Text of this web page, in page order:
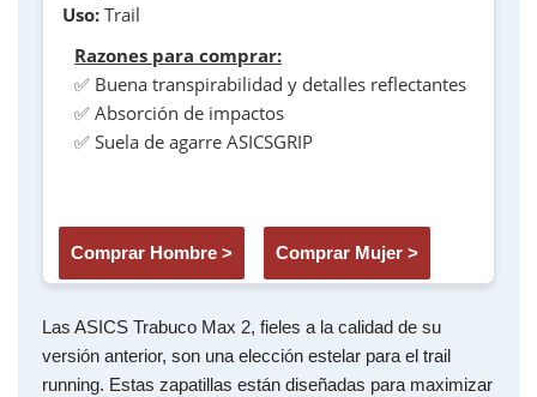
Uso: Trail
Razones para comprar:
✅ Buena transpirabilidad y detalles reflectantes
✅ Absorción de impactos
✅ Suela de agarre ASICSGRIP
Comprar Hombre > Comprar Mujer >
Las ASICS Trabuco Max 2, fieles a la calidad de su
versión anterior, son una elección estelar para el trail
running. Estas zapatillas están diseñadas para maximizar